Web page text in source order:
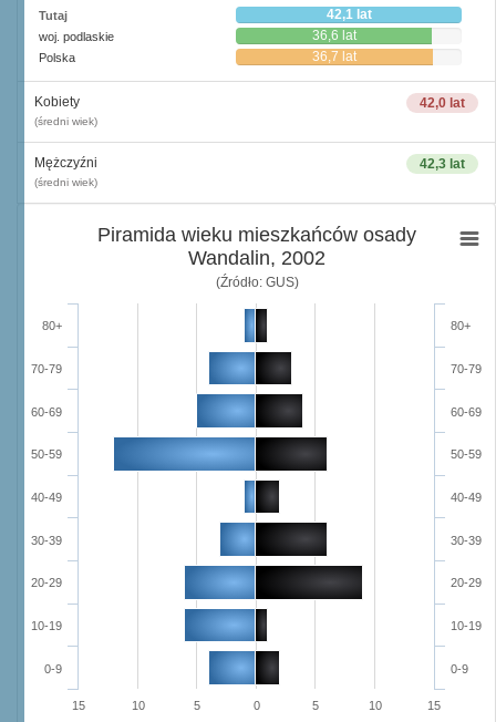
Tutaj 42,1 lat
woj. podlaskie 36,6 lat
Polska 36,7 lat
42,0 lat
Kobiety
(średni wiek)
42,3 lat
Mężczyźni
(średni wiek)
Piramida wieku mieszkańców osady
Wandalin, 2002
(Źródło: GUS)
0-9
10-19
20-29
30-39
40-49
50-59
60-69
70-79
80+
0-9
10-19
20-29
30-39
40-49
50-59
60-69
70-79
80+
15 10 5 0 5 10 15